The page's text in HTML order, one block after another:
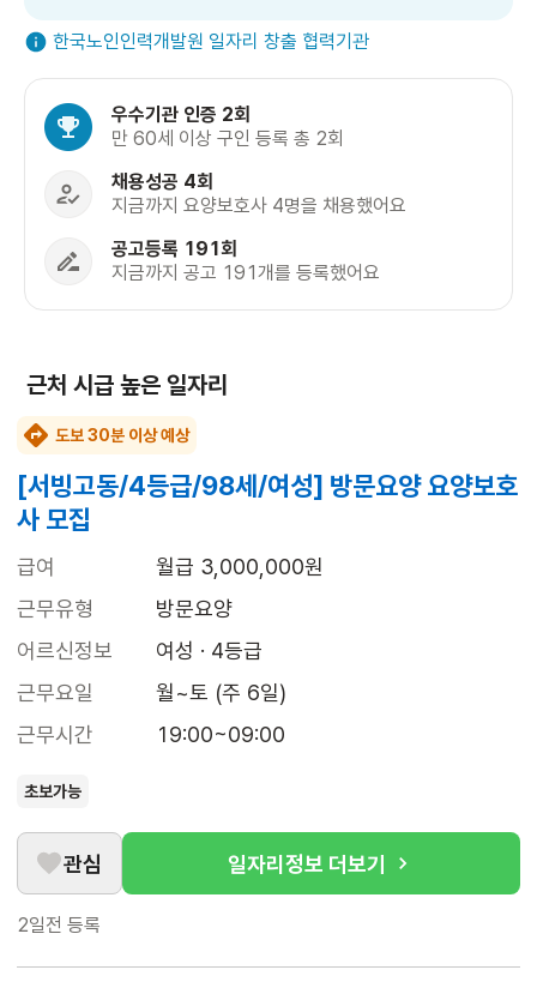
한국노인인력개발원 일자리 창출 협력기관
우수기관 인증 2회
만 60세 이상 구인 등록 총 2회
채용성공 4회
지금까지 요양보호사 4명을 채용했어요
공고등록 191회
지금까지 공고 191개를 등록했어요
근처 시급 높은 일자리
도보 30분 이상 예상
[서빙고동/4등급/98세/여성] 방문요양 요양보호
사 모집
급여
월급 3,000,000원
근무유형
방문요양
어르신정보
여성 · 4등급
근무요일
월~토 (주 6일)
근무시간
19:00~09:00
초보가능
관심 일자리정보 더보기
2일전 등록